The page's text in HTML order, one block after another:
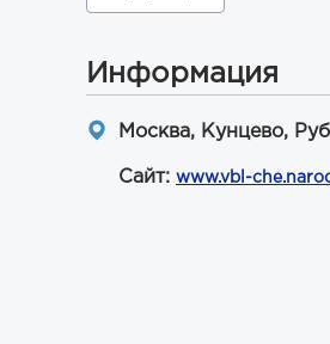
Информация
Москва, Кунцево,
Сайт: www.vbl-